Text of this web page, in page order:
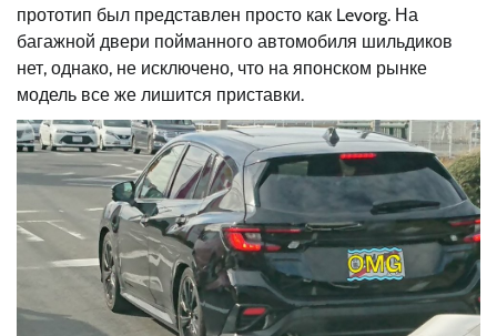
прототип был представлен просто как Levorg. На
багажной двери пойманного автомобиля шильдиков
нет, однако, не исключено, что на японском рынке
модель все же лишится приставки.